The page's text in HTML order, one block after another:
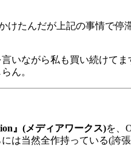
けたんだが上記の事情で停
いながら私も買い続けて
ん。
』(メディアワークス)を、
は当然全作持っている(誇